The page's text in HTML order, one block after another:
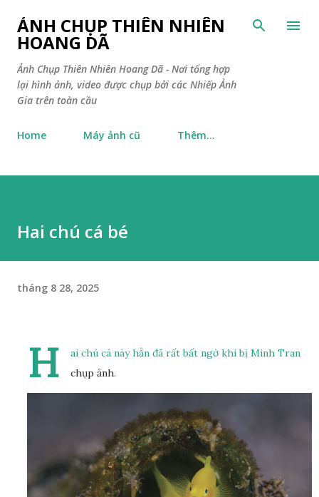
Chuyển đến nội dung chính
ẢNH CHỤP THIÊN NHIÊN
HOANG DÃ
Ảnh Chụp Thiên Nhiên Hoang Dã - Nơi tổng hợp
lại hình ảnh, video được chụp bởi các Nhiếp Ảnh
Gia trên toàn cầu
Home Máy ảnh cũ Thêm…
Hai chú cá bé
tháng 8 28, 2025
H
ai chú cá này hẳn đã rất bất ngờ khi bị Minh Tran
chụp ảnh.